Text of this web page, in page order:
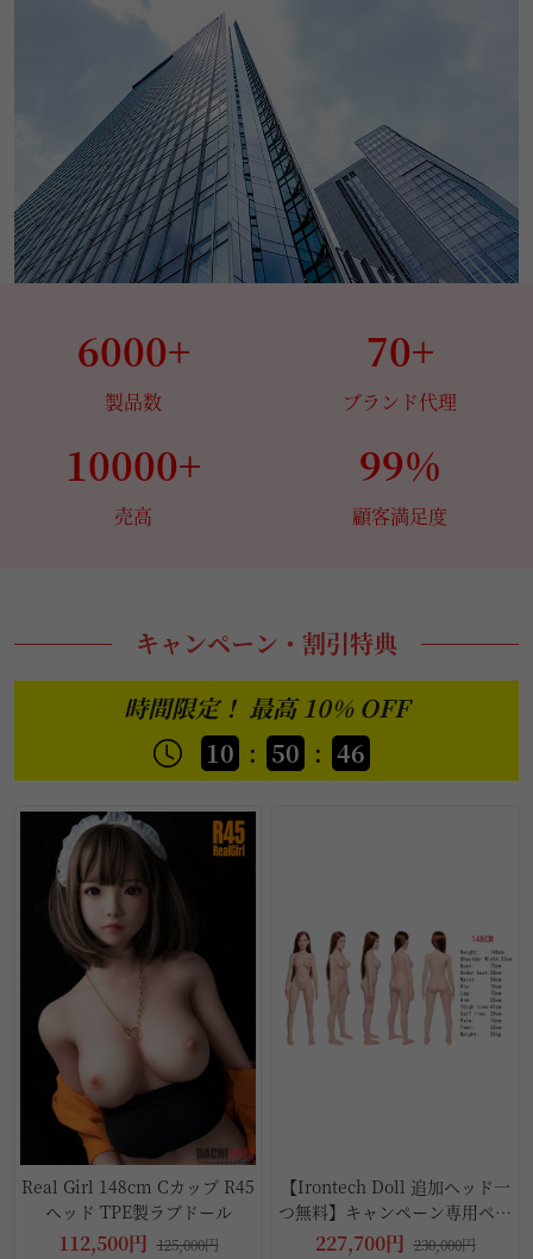
Real Lady 8月キャンペーン
追加ヘッド一つ、EVO MAX新骨格、ゼリ一胸、蘭花指、足
指関節、ハードハンド、ボルト露出無し自立、お尻の柔らか
仕上げ、ボディの柔らか仕上げとボディリアル皮膚無料！
(8/1〜8/31)
2026/08/01
【キャンペーン】
ElsaBabe 8月キャンペーン
13%オフ割引、追加10つのオプションから2つ無料！(8/1〜
8/31)
【キャンペーン】
XT Doll 8月キャンペーン
5%オフ割引、追加1.0口開閉機能、ゼリー胸、2.0新技術指
関節+飛び出し防止、新足指関節、ハードハンド、ハードフィ
ート、軽量化ボディ、ゼロバックスラスト膣、お尻の柔らか
【キャンペーン】
Doll Senior 8月キャンペーン
イク無料！(8/1〜8/31)
2026/08/01
【キャンペーン】 WMDOLL 8月キャンペーン
追加ヘッド一つ、S-TPE、ゼリー胸、一体型舌、自立加工、
3.0新技術指関節とボディ超リアルメイク無料！(8/1〜8/31)
秋葉原に2つのらぶどーるショールームを設置しており、お客様の
ご訪問を歓迎いたします。ショールームで実際に製品をご覧いただ
き、より良いご判断をいただけるよう、近距離でお手触りいただけ
ます。これまでの高品質と丁寧なサービスにより、お客様からの信
頼を得ており、今後も「お客様第一」をモットーに、業務に専念い
たします。商品に関するご質問がございましたら、どうぞお気軽に
お問い合わせください。
6000+
製品数
70+
ブランド代理
10000+
売高
99%
顧客満足度
キャンペーン・割引特典
時間限定！ 最高 10% OFF
10 : 50 : 42
10%OFF
Real Girl 148cm Cカップ R45
ヘッド TPE製ラブドール
112,500円 125,000円
【Irontech Doll 追加ヘッド一
つ無料】キャンペーン専用ペー
ジ
227,700円 230,000円